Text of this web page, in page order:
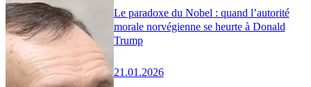
Le paradoxe du Nobel : quand l’autorité
morale norvégienne se heurte à Donald
Trump
21.01.2026